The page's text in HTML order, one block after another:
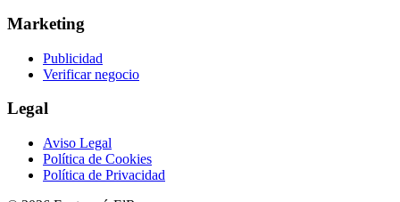
Marketing
Publicidad
Verificar negocio
Legal
Aviso Legal
Política de Cookies
Política de Privacidad